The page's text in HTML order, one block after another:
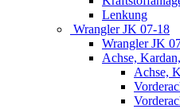
Lenkung
Wrangler JK 07-18
Wrangler JK
Achse,
Achse,